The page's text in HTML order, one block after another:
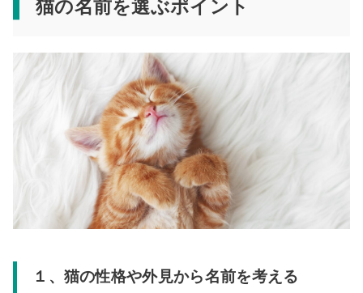
猫の名前を選ぶポイント
１、猫の性格や外見から名前を考える